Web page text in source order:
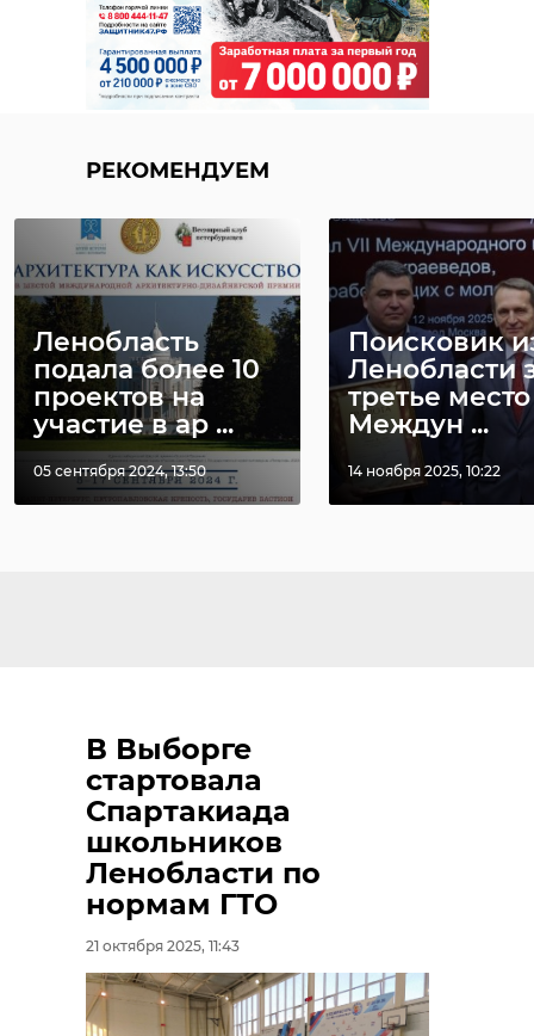
РЕКОМЕНДУЕМ
Ленобласть
подала более 10
проектов на
участие в ар ...
05 сентября 2024, 13:50
Поисковик
Ленобласти
третье
Междун ...
14 ноября 2025, 10:22
В Выборге
стартовала
Спартакиада
школьников
Ленобласти по
нормам ГТО
21 октября 2025, 11:43